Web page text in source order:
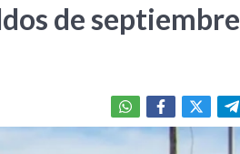
de septiembre